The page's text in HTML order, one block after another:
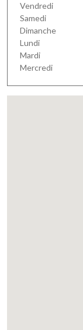
Vendredi
Samedi
Dimanche
Lundi
Mardi
Mercredi